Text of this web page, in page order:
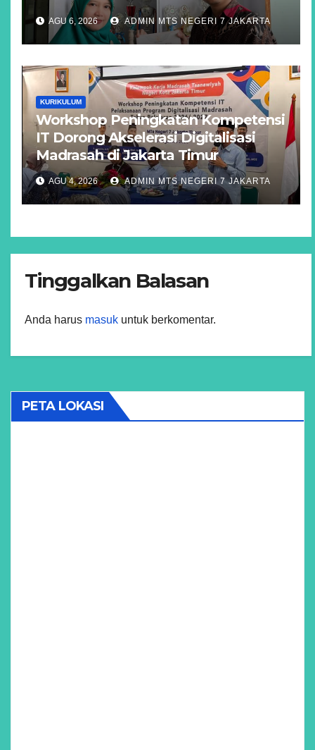
AGU 6, 2026 ADMIN MTS NEGERI 7 JAKARTA
KURIKULUM
Workshop Peningkatan Kompetensi
IT Dorong Akselerasi Digitalisasi
Madrasah di Jakarta Timur
AGU 4, 2026 ADMIN MTS NEGERI 7 JAKARTA
Tinggalkan Balasan
Anda harus masuk untuk berkomentar.
PETA LOKASI